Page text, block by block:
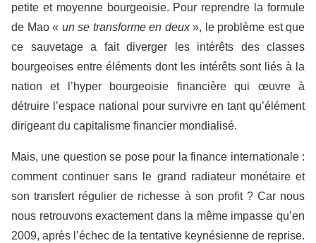
petite et moyenne bourgeoisie. Pour reprendre la formule
de Mao « un se transforme en deux», le problème est que
ce sauvetage a fait diverger les intérêts des classes
bourgeoises entre éléments dont les intérêts sont liés à la
nation et l’hyper bourgeoisie financière qui œuvre à
détruire l’espace national pour survivre en tant qu’élément
dirigeant du capitalisme financier mondialisé.
Mais, une question se pose pour la finance internationale :
comment continuer sans le grand radiateur monétaire et
son transfert régulier de richesse à son profit ? Car nous
nous retrouvons exactement dans la même impasse qu’en
2009, après l’échec de la tentative keynésienne de reprise.